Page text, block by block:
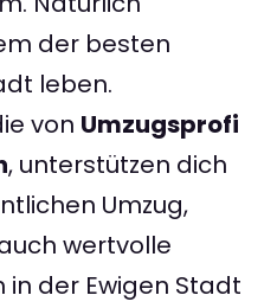
der besten
leben.
von Umzugsprofi
, unterstützen dich
Umzug,
wertvolle
in der Ewigen Stadt